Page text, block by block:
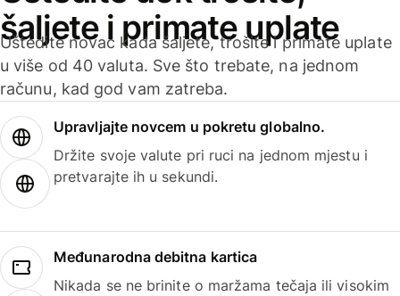
šaljete i primate uplate
Uštedite novac kada šaljete, trošite i primate uplate
u više od 40 valuta. Sve što trebate, na jednom
računu, kad god vam zatreba.
Upravljajte novcem u pokretu globalno.
Držite svoje valute pri ruci na jednom mjestu i
pretvarajte ih u sekundi.
Međunarodna debitna kartica
Nikada se ne brinite o maržama tečaja ili visokim